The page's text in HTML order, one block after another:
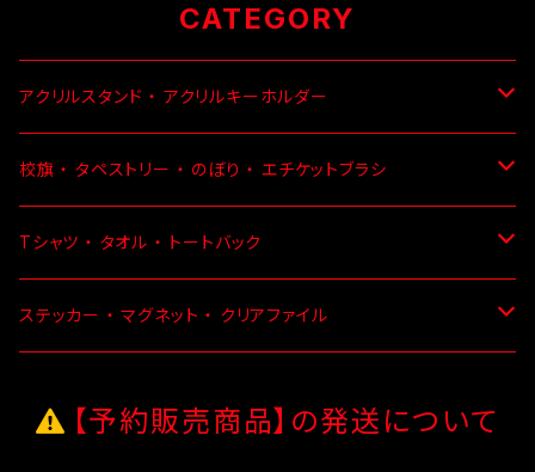
CATEGORY
アクリルスタンド ・ アクリルキーホルダー
アクリルスタンド
アクリルキーホルダー
校旗 ・ タペストリー ・ のぼり ・ エチケットブラシ
エチケットブラシ
のぼり
Tシャツ ・ タオル ・ トートバック
Tシャツ
ステッカー ・ マグネット ・ クリアファイル
【予約販売商品】の発送について